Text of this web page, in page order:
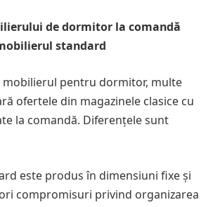
de dormitor la comandă
standard
mobilierul pentru dormitor, multe
ofertele din magazinele clasice cu
la comandă. Diferențele sunt
este produs în dimensiuni fixe și
compromisuri privind organizarea